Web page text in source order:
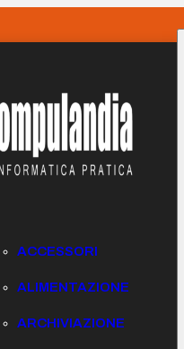
ACCESSORI
ALIMENTAZIONE
ARCHIVIAZIONE